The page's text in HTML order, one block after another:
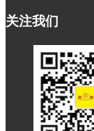
关注我们